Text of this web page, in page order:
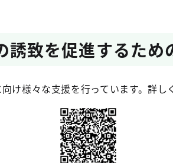
致を促進するため
け様々な支援を行っています。詳し